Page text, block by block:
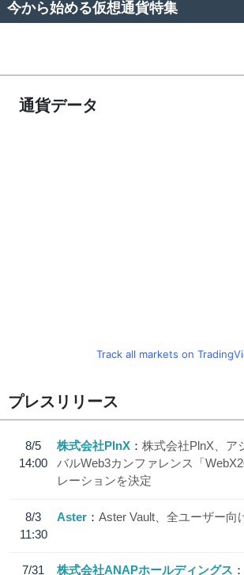
今から始める仮想通貨特集
通貨データ
Track all markets on
プレスリリース
8/5
14:00
株式会社PlnX
株式会社PlnX、ア
バルWeb3カンファレンス「
レーションを決定
8/3
11:30
Aster Aster Vault、全ユーザー向
7/31
株式会社ANAPホールディングス